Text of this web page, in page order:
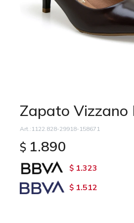
Zapato
1122.828-29918-158671
$ 1.890
$ 1.323
$ 1.512